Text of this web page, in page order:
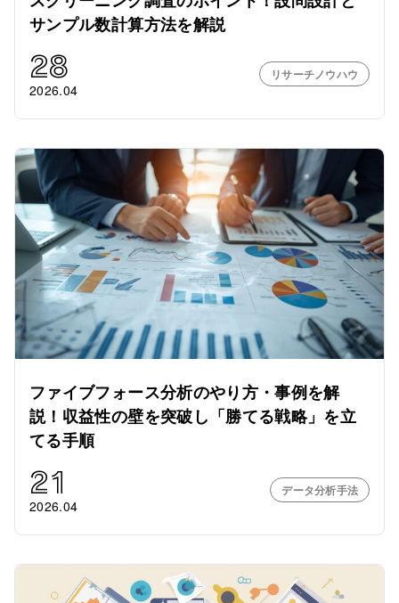
サンプル数計算方法を解説
28
2026.04
リサーチノウハウ
ファイブフォース分析のやり方・事例を解
説！収益性の壁を突破し「勝てる戦略」を立
てる手順
21
2026.04
データ分析手法